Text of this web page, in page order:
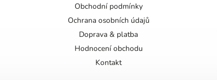
Obchodní podmínky
Ochrana osobních údajů
Doprava & platba
Hodnocení obchodu
Kontakt